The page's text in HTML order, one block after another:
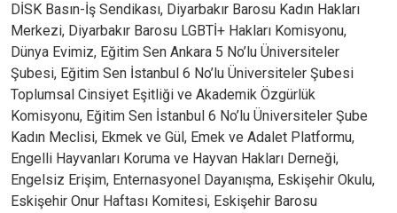
DİSK Basın-İş Sendikası, Diyarbakır Barosu Kadın Hakları
Merkezi, Diyarbakır Barosu LGBTİ+ Hakları Komisyonu,
Dünya Evimiz, Eğitim Sen Ankara 5 No’lu Üniversiteler
Şubesi, Eğitim Sen İstanbul 6 No’lu Üniversiteler Şubesi
Toplumsal Cinsiyet Eşitliği ve Akademik Özgürlük
Komisyonu, Eğitim Sen İstanbul 6 No’lu Üniversiteler Şube
Kadın Meclisi, Ekmek ve Gül, Emek ve Adalet Platformu,
Engelli Hayvanları Koruma ve Hayvan Hakları Derneği,
Engelsiz Erişim, Enternasyonel Dayanışma, Eskişehir Okulu,
Eskişehir Onur Haftası Komitesi, Eskişehir Barosu